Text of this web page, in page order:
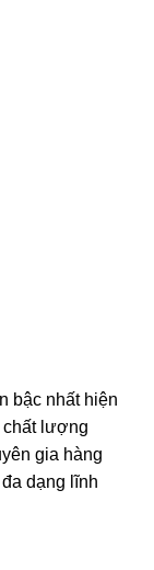
bậc nhất hiện
chất lượng
gia hàng
dạng lĩnh